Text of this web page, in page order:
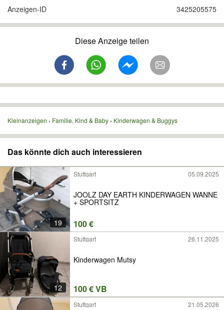
Anzeigen-ID 3425205575
Diese Anzeige teilen
Kleinanzeigen Familie, Kind & Baby Kinderwagen & Buggys
Das könnte dich auch interessieren
19
Stuttgart 05.09.2025
JOOLZ DAY EARTH KINDERWAGEN WANNE
+ SPORTSITZ
100 €
12
Stuttgart 26.11.2025
Kinderwagen Mutsy
100 € VB
Stuttgart 21.05.2026